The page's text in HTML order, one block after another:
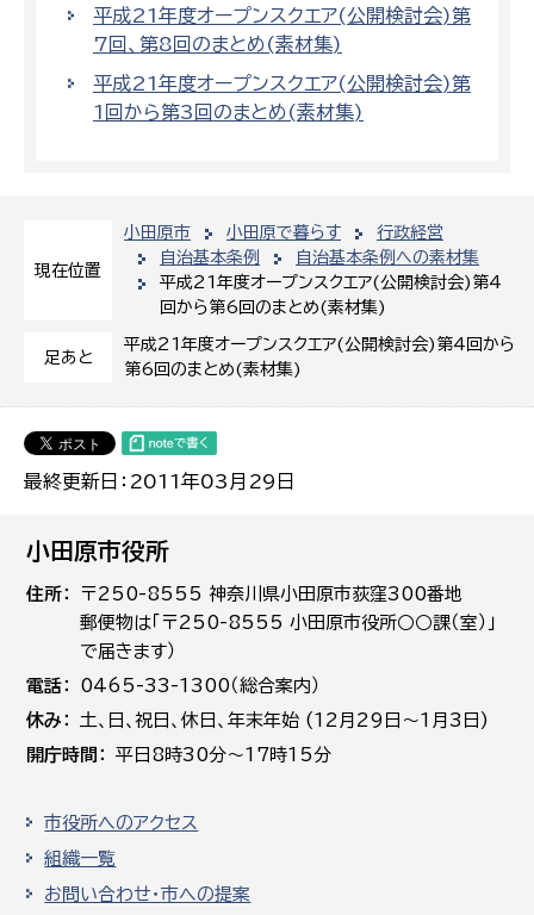
現在位置
小田原市 小田原で暮らす
行政経営
自治基本条例
自治基本条例への素材集
平成21年度オープンスクエア(公開検討会)第4
回から第6回のまとめ(素材集)
足あと
平成21年度オープンスクエア(公開検討会)第4回から
第6回のまとめ(素材集)
最終更新日：2011年03月29日
平成21年度オープンスクエア(公開検討会)第
7回、第8回のまとめ(素材集)
平成21年度オープンスクエア(公開検討会)第
1回から第3回のまとめ(素材集)
小田原市役所
住所
〒250-8555 神奈川県小田原市荻窪300番地
郵便物は「〒250-8555 小田原市役所○○課（室）」
で届きます）
電話
0465-33-1300（総合案内）
休み
土､日､祝日、休日、年末年始 (12月29日～1月3日)
開庁時間
平日8時30分～17時15分
市役所へのアクセス
組織一覧
お問い合わせ・市への提案